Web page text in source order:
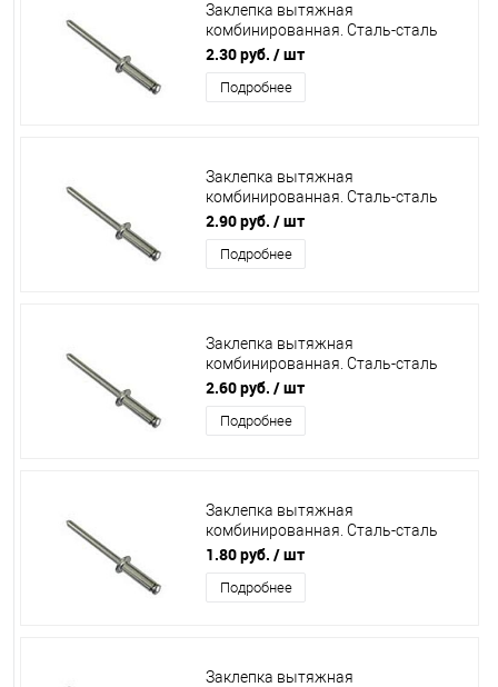
Заклепка вытяжная
комбинированная. Сталь-сталь
4,8х8 /250/
2.30 руб. / шт
Подробнее
Заклепка вытяжная
комбинированная. Сталь-сталь
4,8х12 /250/
2.90 руб. / шт
Подробнее
Заклепка вытяжная
комбинированная. Сталь-сталь
3,2х12 /1000/
2.60 руб. / шт
Подробнее
Заклепка вытяжная
комбинированная. Сталь-сталь
4,0х10 /500/
1.80 руб. / шт
Подробнее
Заклепка вытяжная